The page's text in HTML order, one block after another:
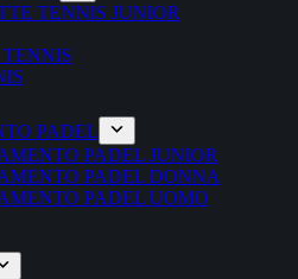
TENNIS JUNIOR
PADEL
PADEL JUNIOR
PADEL DONNA
PADEL UOMO